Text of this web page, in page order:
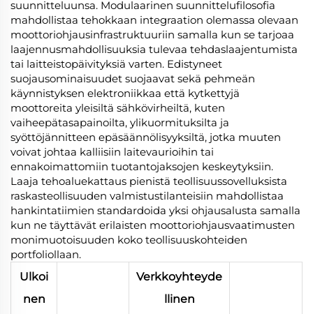
suunnitteluunsa. Modulaarinen suunnittelufilosofia
mahdollistaa tehokkaan integraation olemassa olevaan
moottoriohjausinfrastruktuuriin samalla kun se tarjoaa
laajennusmahdollisuuksia tulevaa tehdaslaajentumista
tai laitteistopäivityksiä varten. Edistyneet
suojausominaisuudet suojaavat sekä pehmeän
käynnistyksen elektroniikkaa että kytkettyjä
moottoreita yleisiltä sähkövirheiltä, kuten
vaiheepätasapainoilta, ylikuormituksilta ja
syöttöjännitteen epäsäännölisyyksiltä, jotka muuten
voivat johtaa kalliisiin laitevaurioihin tai
ennakoimattomiin tuotantojaksojen keskeytyksiin.
Laaja tehoaluekattaus pienistä teollisuussovelluksista
raskasteollisuuden valmistustilanteisiin mahdollistaa
hankintatiimien standardoida yksi ohjausalusta samalla
kun ne täyttävät erilaisten moottoriohjausvaatimusten
monimuotoisuuden koko teollisuuskohteiden
portfoliollaan.
Ulkoi
nen
Verkkoyhteyde
llinen